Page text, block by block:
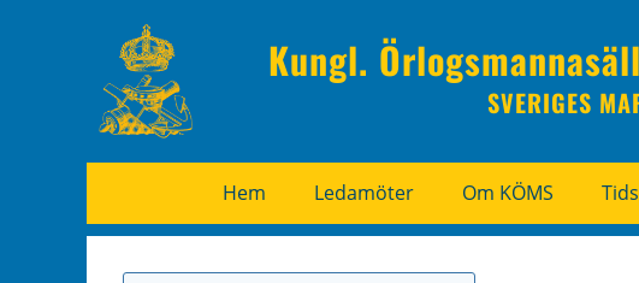
Kungl.
SVERIGES
Hem Ledamöter Om KÖMS